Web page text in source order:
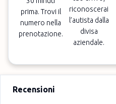
prima. Trovi il
numero nella
prenotazione.
riconoscerai
l’autista dalla
divisa
aziendale.
Recensioni